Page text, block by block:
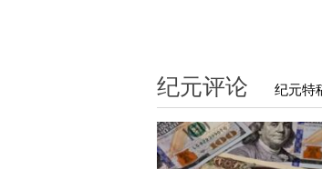
纪元评论 纪元特